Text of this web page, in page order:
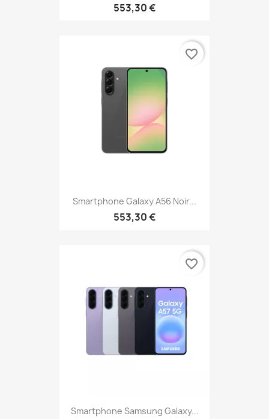
553,30 €
Smartphone Galaxy A56 Noir...
553,30 €
favorite_border
Smartphone Samsung Galaxy...
favorite_border